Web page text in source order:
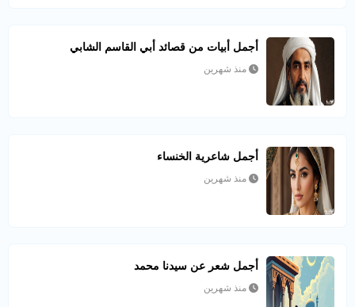
أجمل أبيات من قصائد أبي القاسم الشابي
منذ شهرين
أجمل شاعرية الخنساء
منذ شهرين
أجمل شعر عن سيدنا محمد
منذ شهرين